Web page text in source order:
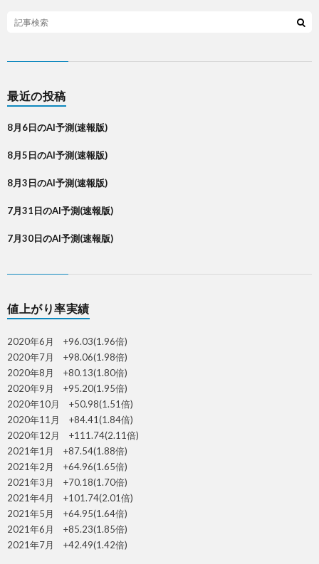
最近の投稿
8月6日のAI予測(速報版)
8月5日のAI予測(速報版)
8月3日のAI予測(速報版)
7月31日のAI予測(速報版)
7月30日のAI予測(速報版)
値上がり率実績
2020年6月 +96.03(1.96倍)
2020年7月 +98.06(1.98倍)
2020年8月 +80.13(1.80倍)
2020年9月 +95.20(1.95倍)
2020年10月 +50.98(1.51倍)
2020年11月 +84.41(1.84倍)
2020年12月 +111.74(2.11倍)
2021年1月 +87.54(1.88倍)
2021年2月 +64.96(1.65倍)
2021年3月 +70.18(1.70倍)
2021年4月 +101.74(2.01倍)
2021年5月 +64.95(1.64倍)
2021年6月 +85.23(1.85倍)
2021年7月 +42.49(1.42倍)